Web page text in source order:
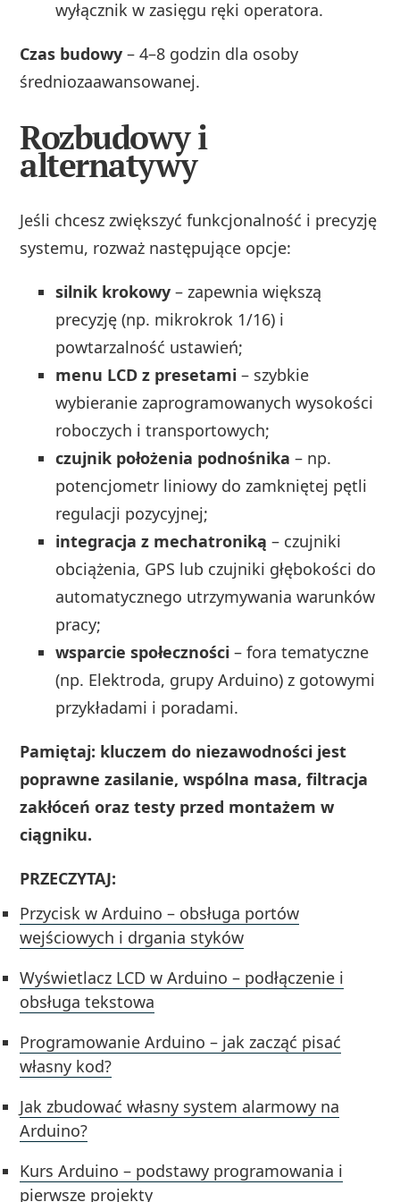
wyłącznik w zasięgu ręki operatora.
Czas budowy – 4–8 godzin dla osoby
średniozaawansowanej.
Rozbudowy i
alternatywy
Jeśli chcesz zwiększyć funkcjonalność i precyzję
systemu, rozważ następujące opcje:
silnik krokowy – zapewnia większą
precyzję (np. mikrokrok 1/16) i
powtarzalność ustawień;
menu LCD z presetami – szybkie
wybieranie zaprogramowanych wysokości
roboczych i transportowych;
czujnik położenia podnośnika – np.
potencjometr liniowy do zamkniętej pętli
regulacji pozycyjnej;
integracja z mechatroniką – czujniki
obciążenia, GPS lub czujniki głębokości do
automatycznego utrzymywania warunków
pracy;
wsparcie społeczności – fora tematyczne
(np. Elektroda, grupy Arduino) z gotowymi
przykładami i poradami.
Pamiętaj: kluczem do niezawodności jest
poprawne zasilanie, wspólna masa, filtracja
zakłóceń oraz testy przed montażem w
ciągniku.
PRZECZYTAJ:
Przycisk w Arduino – obsługa portów
wejściowych i drgania styków
Wyświetlacz LCD w Arduino – podłączenie i
obsługa tekstowa
Programowanie Arduino – jak zacząć pisać
własny kod?
Jak zbudować własny system alarmowy na
Arduino?
Kurs Arduino – podstawy programowania i
pierwsze projekty